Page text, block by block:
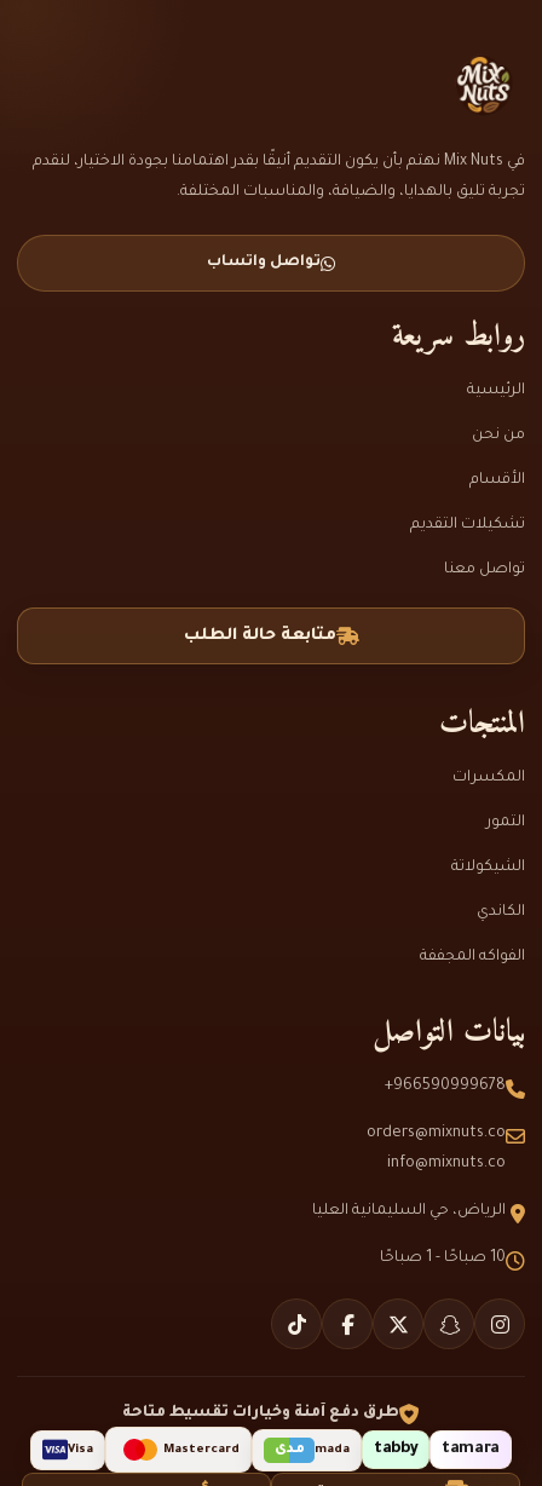
في Mix Nuts نهتم بأن يكون التقديم أنيقًا بقدر اهتمامنا بجودة الاختيار، لنقدم
تجربة تليق بالهدايا، والضيافة، والمناسبات المختلفة.
تواصل واتساب
روابط سريعة
الرئيسية
من نحن
الأقسام
تشكيلات التقديم
تواصل معنا
متابعة حالة الطلب
المنتجات
المكسرات
التمور
الشيكولاتة
الكاندي
الفواكه المجففة
بيانات التواصل
966590999678+
orders@mixnuts.co
info@mixnuts.co
الرياض، حي السليمانية العليا
10 صباحًا - 1 صباحًا
طرق دفع آمنة وخيارات تقسيط متاحة
Visa Mastercard مدى mada tabby tamara